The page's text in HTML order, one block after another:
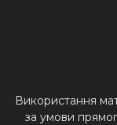
Використання
за умови